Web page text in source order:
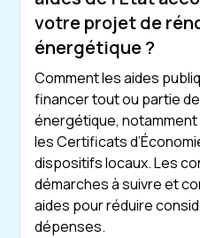
votre projet de
énergétique ?
Comment les aides
financer tout ou partie
énergétique, notamment
les Certificats
dispositifs locaux. Les
démarches à suivre et
aides pour réduire
dépenses.